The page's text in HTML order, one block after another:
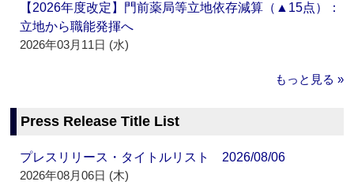
【2026年度改定】門前薬局等立地依存減算（▲15点）：
立地から職能発揮へ
2026年03月11日 (水)
もっと見る »
Press Release Title List
プレスリリース・タイトルリスト 2026/08/06
2026年08月06日 (木)